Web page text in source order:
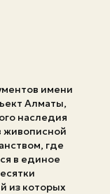
имени
Алматы,
наследия
живописной
где
в единое
из которых